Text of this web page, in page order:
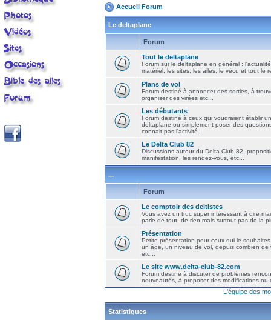
Accueil Forum
Le deltaplane
Forum
Tout le deltaplane
Forum sur le deltaplane en général :
matériel, les sites, les ailes, le vécu et tout le
Plans de vol
Forum destiné à annoncer des sorties, à
organiser des virées etc...
Les débutants
Forum destiné à ceux qui voudraient établir
deltaplane ou simplement poser des
connait pas l'activité.
Le Delta Club 82
Discussions autour du Delta Club 82,
manifestation, les rendez-vous, etc...
...
Forum
Le comptoir des deltistes
Vous avez un truc super intéressant à dire
parle de tout, de rien mais surtout pas de la
Présentation
Petite présentation pour ceux qui le
un âge, un niveau de vol, depuis combien de
etc...
Le site www.delta-club-82.com
Forum destiné à discuter de problèmes
nouveautés, à proposer des modifications ou
L'équipe des
Statistiques